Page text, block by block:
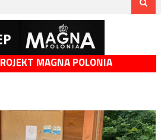
MAGNA POLONIA